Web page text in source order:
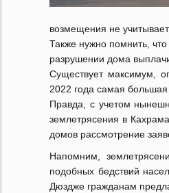
возмещения не
Также нужно помнить,
разрушении дома
Существует максимум,
2022 года самая
Правда, с учетом
землетрясения в
домов рассмотрение
Напомним,
подобных бедствий
Дюздже гражданам